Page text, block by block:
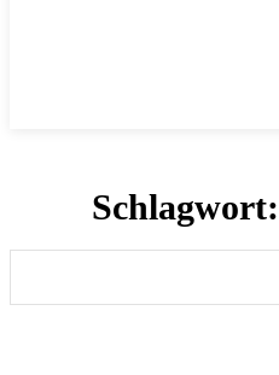
Schlagwort: